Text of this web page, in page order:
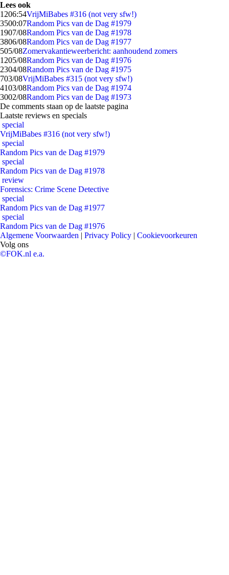
Lees ook
1206:54VrijMiBabes #316 (not very sfw!)
3500:07Random Pics van de Dag #1979
1907/08Random Pics van de Dag #1978
3806/08Random Pics van de Dag #1977
505/08Zomervakantieweerbericht: aanhoudend zomers
1205/08Random Pics van de Dag #1976
2304/08Random Pics van de Dag #1975
703/08VrijMiBabes #315 (not very sfw!)
4103/08Random Pics van de Dag #1974
3002/08Random Pics van de Dag #1973
De comments staan op de laatste pagina
Laatste reviews en specials
special
VrijMiBabes #316 (not very sfw!)
special
Random Pics van de Dag #1979
special
Random Pics van de Dag #1978
review
Forensics: Crime Scene Detective
special
Random Pics van de Dag #1977
special
Random Pics van de Dag #1976
Algemene Voorwaarden | Privacy Policy | Cookievoorkeuren
Volg ons
©FOK.nl e.a.